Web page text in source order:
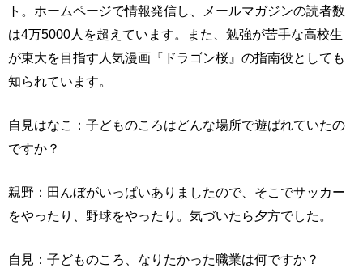
ト。ホームページで情報発信し、メールマガジンの読者数
は4万5000人を超えています。また、勉強が苦手な高校生
が東大を目指す人気漫画『ドラゴン桜』の指南役としても
知られています。
自見はなこ：子どものころはどんな場所で遊ばれていたの
ですか？
親野：田んぼがいっぱいありましたので、そこでサッカー
をやったり、野球をやったり。気づいたら夕方でした。
自見：子どものころ、なりたかった職業は何ですか？